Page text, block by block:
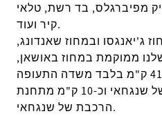
מפיברגלס, בד רשת, טלאי
קיר ועוד.
ג'יאנגסו ובמחוז שאנדונג,
ממוקמת במחוז באושאן,
שנגחאי, במרחק של 41.7 ק"מ בלבד משדה התעופה
הבינלאומי פו דונג של שנגחאי וכ-10 ק"מ מתחנת
הרכבת של שנגחאי.